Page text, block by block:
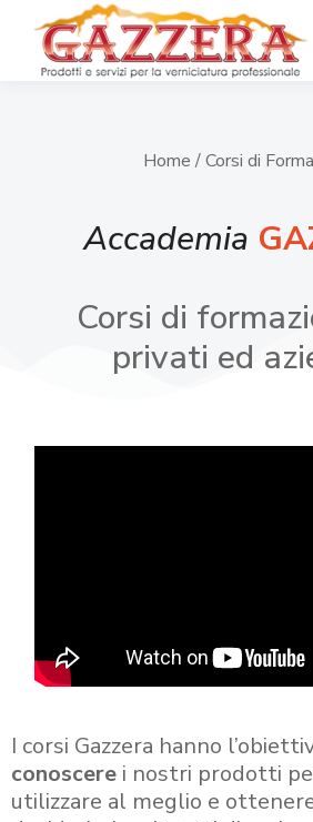
Home / Corsi di
Accademia
Corsi di
privati ed
I corsi Gazzera hanno
conoscere i nostri prodotti
utilizzare al meglio e